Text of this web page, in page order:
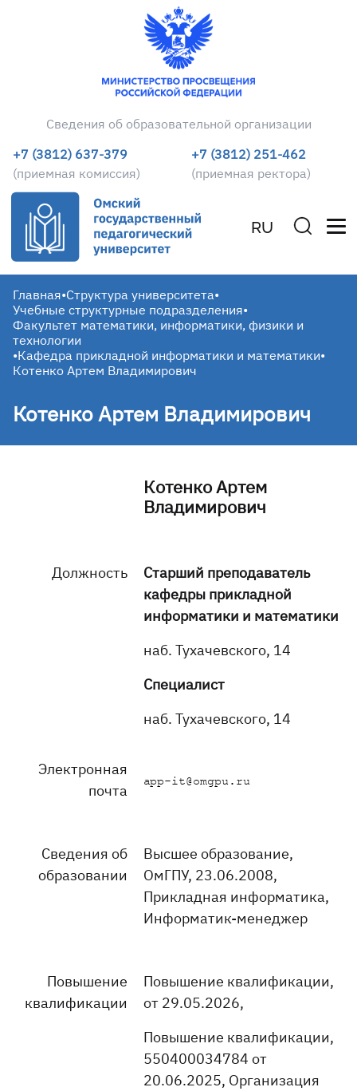
Сведения об образовательной организации
+7 (3812) 637-379
(приемная комиссия)
+7 (3812) 251-462
(приемная ректора)
RU
Главная•Структура университета•
Учебные структурные подразделения•
Факультет математики, информатики, физики и
технологии
•Кафедра прикладной информатики и математики•
Котенко Артем Владимирович
Котенко Артем Владимирович
Котенко Артем
Владимирович
Должность
Старший преподаватель
кафедры прикладной
информатики и математики
наб. Тухачевского, 14
Специалист
наб. Тухачевского, 14
Электронная
почта
Сведения об
образовании
Высшее образование,
ОмГПУ, 23.06.2008,
Прикладная информатика,
Информатик-менеджер
Повышение
квалификации
Повышение квалификации,
от 29.05.2026,
Повышение квалификации,
550400034784 от
20.06.2025, Организация